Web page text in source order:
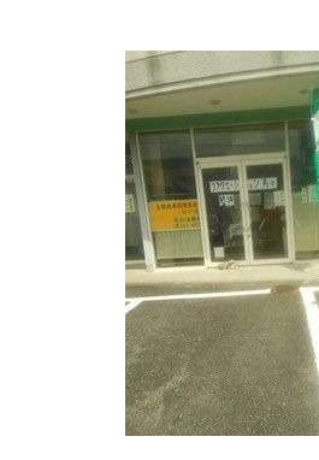
その中で経営をちゃんとやって
人の言う事には興味を持ちません
よって素人のアドバイスは聞かな
これは、頭が固いのとは違います
ちゃんと周囲の人の話を客観的
すことはされていますし、新し
も多いです。
あと、テレビやネット情報だけを
僕の主観になってしまいますが
の商品で揃えることができます。
また、個人で探すと時間がかか
めするので迷いが少なくて楽だ